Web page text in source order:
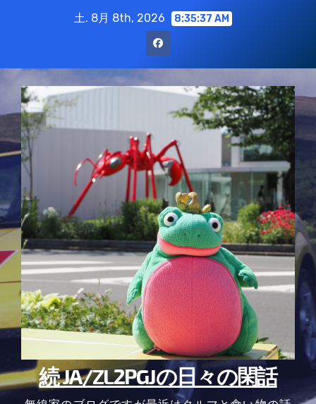
ン
に
ス
キ
プ
土. 8月 8th, 2026 8:35:38 AM
続 JA/ZL2PGJの日々の閑話